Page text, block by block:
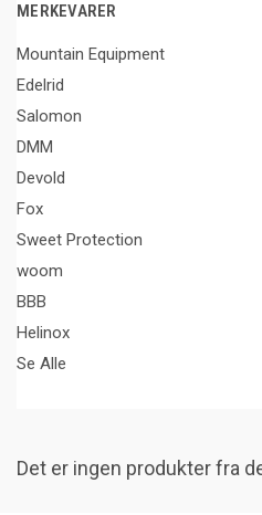
MERKEVARER
Mountain Equipment
Edelrid
Salomon
DMM
Devold
Fox
Sweet Protection
woom
BBB
Helinox
Se Alle
Det er ingen produkter fra